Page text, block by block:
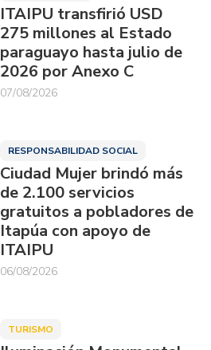
ITAIPU transfirió USD
275 millones al Estado
paraguayo hasta julio de
2026 por Anexo C
07/08/2026
RESPONSABILIDAD SOCIAL
Ciudad Mujer brindó más
de 2.100 servicios
gratuitos a pobladores de
Itapúa con apoyo de
ITAIPU
06/08/2026
TURISMO